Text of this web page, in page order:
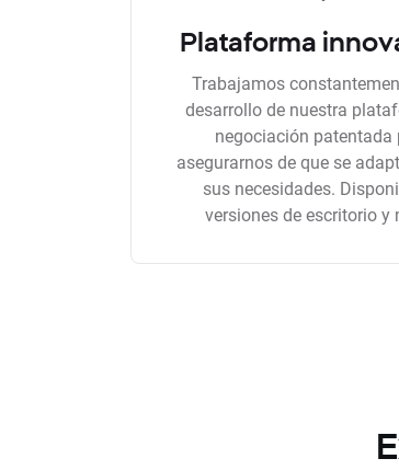
Plataforma
Trabajamos
desarrollo de nuestra
negociación patentada
asegurarnos de que se
sus necesidades.
versiones de escritorio y